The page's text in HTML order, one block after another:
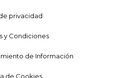
privacidad
y Condiciones
de Información
de Cookies